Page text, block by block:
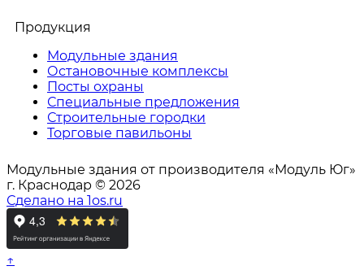
Продукция
Модульные здания
Остановочные комплексы
Посты охраны
Специальные предложения
Строительные городки
Торговые павильоны
Модульные здания от производителя «Модуль Юг»
г. Краснодар © 2026
Сделано на 1os.ru
↑